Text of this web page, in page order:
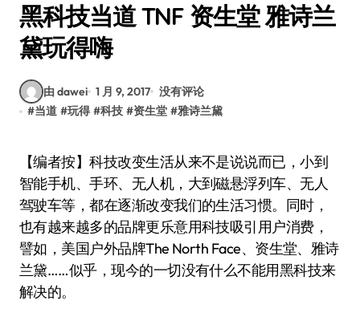
黑科技当道 TNF 资生堂 雅诗兰
黛玩得嗨
由 dawei 1 月 9, 2017 没有评论
#当道 #玩得 #科技 #资生堂 #雅诗兰黛
【编者按】科技改变生活从来不是说说而已，小到
智能手机、手环、无人机，大到磁悬浮列车、无人
驾驶车等，都在逐渐改变我们的生活习惯。同时，
也有越来越多的品牌更乐意用科技吸引用户消费，
譬如，美国户外品牌The North Face、资生堂、雅诗
兰黛……似乎，现今的一切没有什么不能用黑科技来
解决的。